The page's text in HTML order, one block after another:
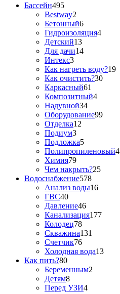
Бассейн495
Bestway2
Бетонный6
Гидроизоляция4
Детский13
Для дачи14
Интекс3
Как нагреть воду?19
Как очистить?30
Каркасный61
Композитный4
Надувной34
Оборудование99
Отделка12
Подиум3
Подложка5
Полипропиленовый4
Химия79
Чем накрыть?25
Водоснабжение578
Анализ воды16
ГВС40
Давление46
Канализация177
Колодец78
Скважина131
Счетчик76
Холодная вода13
Как пить?80
Беременным2
Детям8
Перед УЗИ4